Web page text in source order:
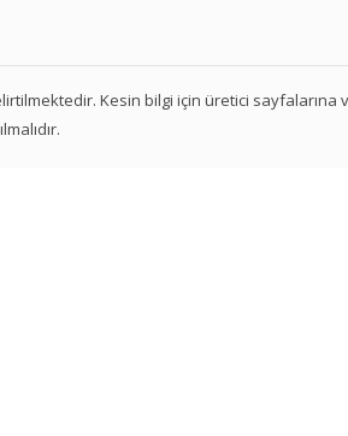
Kesin bilgi için üretici sayfalarına